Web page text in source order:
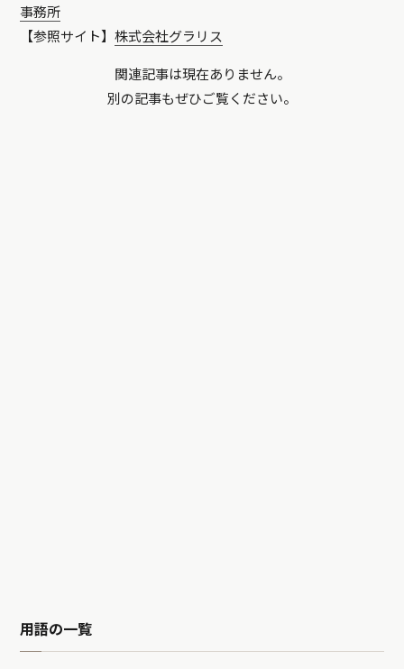
事務所
【参照サイト】株式会社グラリス
関連記事は現在ありません。
別の記事もぜひご覧ください。
用語の一覧